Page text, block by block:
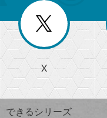
じ
る
search
検
索
上
昇
ワ
ー
閉
じ
る
ー
か
ら
探
す
X
できるシリーズ